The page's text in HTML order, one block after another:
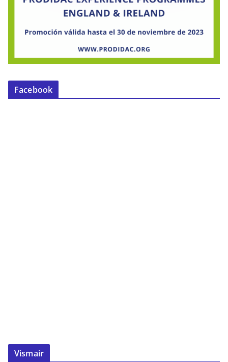
Facebook
Vismair